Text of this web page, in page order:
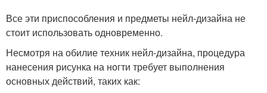
Все эти приспособления и предметы нейл-дизайна не
стоит использовать одновременно.
Несмотря на обилие техник нейл-дизайна, процедура
нанесения рисунка на ногти требует выполнения
основных действий, таких как: